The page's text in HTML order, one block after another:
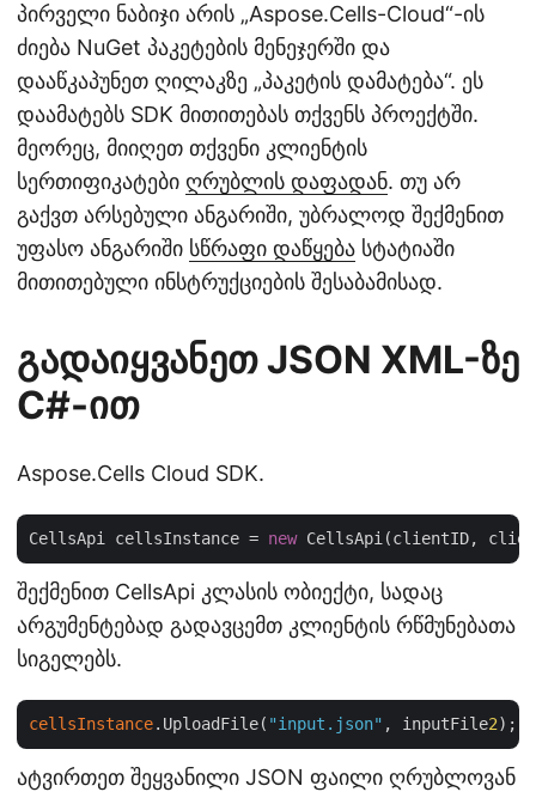
პირველი ნაბიჯი არის „Aspose.Cells-Cloud“-ის
ძიება NuGet პაკეტების მენეჯერში და
დააწკაპუნეთ ღილაკზე „პაკეტის დამატება“. ეს
დაამატებს SDK მითითებას თქვენს პროექტში.
მეორეც, მიიღეთ თქვენი კლიენტის
სერთიფიკატები ღრუბლის დაფადან. თუ არ
გაქვთ არსებული ანგარიში, უბრალოდ შექმენით
უფასო ანგარიში სწრაფი დაწყება სტატიაში
მითითებული ინსტრუქციების შესაბამისად.
გადაიყვანეთ JSON XML-ზე
C#-ით
Aspose.Cells Cloud SDK.
CellsApi cellsInstance = new
შექმენით CellsApi კლასის ობიექტი, სადაც
არგუმენტებად გადავცემთ კლიენტის რწმუნებათა
სიგელებს.
cellsInstance.UploadFile( "input.json" , inputFile2
ატვირთეთ შეყვანილი JSON ფაილი ღრუბლოვან